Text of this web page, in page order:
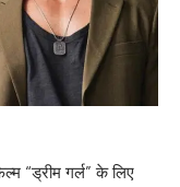
“ड्रीम गर्ल” के लिए